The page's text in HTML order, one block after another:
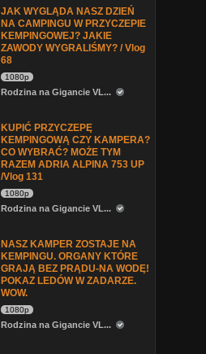
JAK WYGLĄDA NASZ DZIEŃ
NA CAMPINGU W PRZYCZEPIE
KEMPINGOWEJ? JAKIE
ZAWODY WYGRALIŚMY? / Vlog
68
1080p
Rodzina na Gigancie VL...
KUPIĆ PRZYCZEPĘ
KEMPINGOWĄ CZY KAMPERA?
CO WYBRAĆ? MOŻE TYM
RAZEM ADRIA ALPINA 753 UP
/Vlog 131
1080p
Rodzina na Gigancie VL...
NASZ KAMPER ZOSTAJE NA
KEMPINGU. ORGANY KTÓRE
GRAJĄ BEZ PRĄDU-NA WODĘ!
POKAZ LEDÓW W ZADARZE.
WOW.
1080p
Rodzina na Gigancie VL...